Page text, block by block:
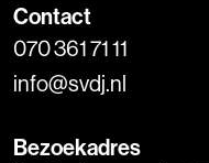
Contact
070 361 71 11
info@svdj.nl
Bezoekadres